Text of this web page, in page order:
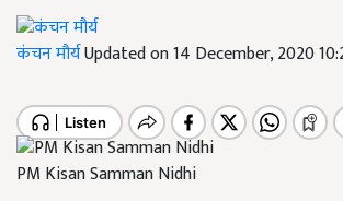
कंचन मौर्यUpdated on 14 December, 2020
PM Kisan Samman Nidhi